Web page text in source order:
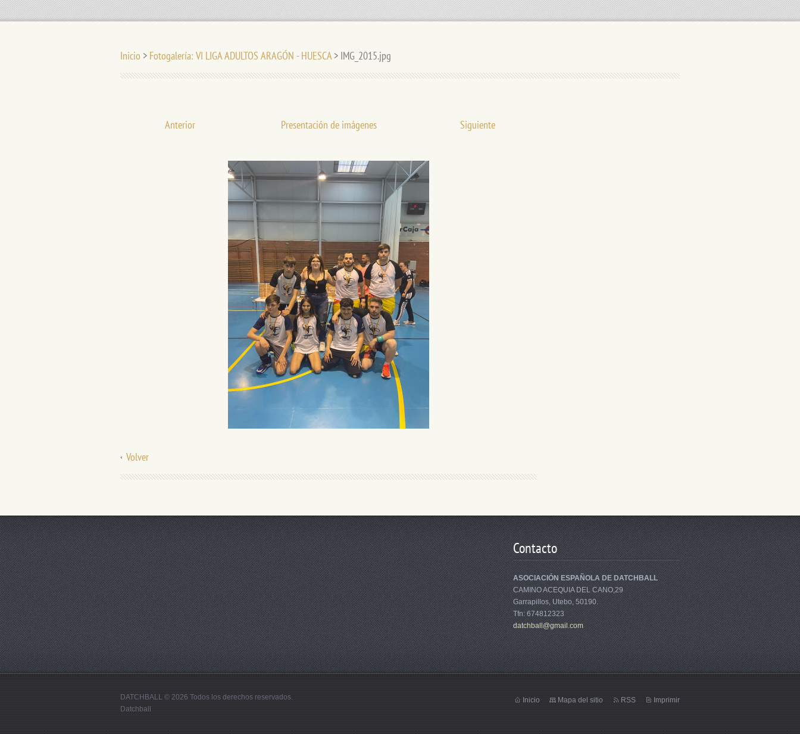
Inicio > Fotogalería: VI LIGA ADULTOS ARAGÓN - HUESCA > IMG_2015.jpg
Anterior Presentación de imágenes Siguiente
Volver
Contacto
ASOCIACIÓN ESPAÑOLA DE DATCHBALL
CAMINO ACEQUIA DEL CANO,29
Garrapillos, Utebo, 50190.
Tfn: 674812323
datchball@gmail.com
DATCHBALL © 2026 Todos los derechos reservados.
Datchball
Inicio Mapa del sitio RSS Imprimir